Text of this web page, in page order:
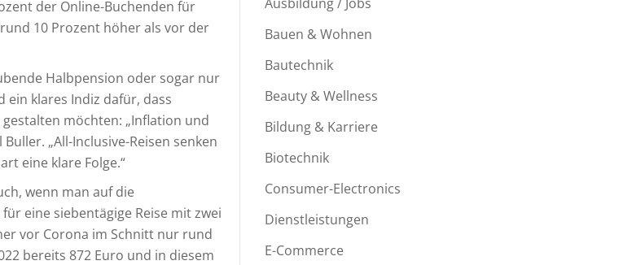
der Online-Buchenden für
10 Prozent höher als vor der
Halbpension oder sogar nur
ein klares Indiz dafür, dass
möchten: „Inflation und
„All-Inclusive-Reisen senken
eine klare Folge.“
wenn man auf die
eine siebentägige Reise mit zwei
vor Corona im Schnitt nur rund
bereits 872 Euro und in diesem
Bauen & Wohnen
Bautechnik
Beauty & Wellness
Bildung & Karriere
Biotechnik
Consumer-Electronics
Dienstleistungen
E-Commerce